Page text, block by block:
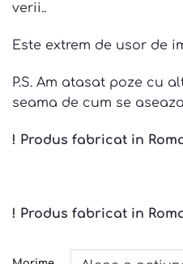
verii..
Este extrem de usor de
P.S. Am atasat poze cu
seama de cum se
! Produs fabricat in
! Produs fabricat in